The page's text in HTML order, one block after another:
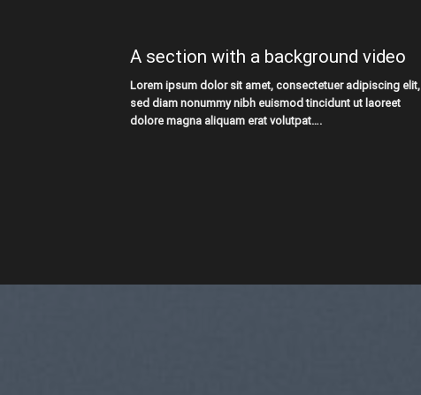
A section with a background video
Lorem ipsum dolor sit amet, consectetuer adipiscing elit,
sed diam nonummy nibh euismod tincidunt ut laoreet
dolore magna aliquam erat volutpat….